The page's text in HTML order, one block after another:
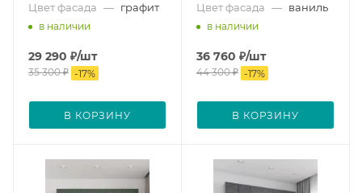
Цвет фасада — графит
в наличии
29 290 ₽/шт
35 300₽ -17%
В КОРЗИНУ
Цвет фасада — ваниль
в наличии
36 760 ₽/шт
44 300₽ -17%
В КОРЗИНУ